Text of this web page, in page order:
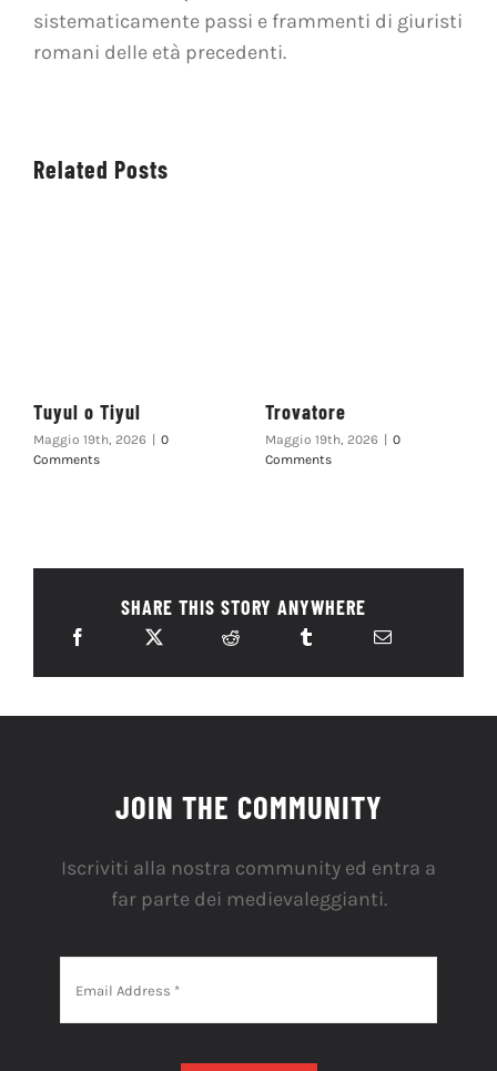
sistematicamente passi e frammenti di giuristi
romani delle età precedenti.
Related Posts
Tuyul o Tiyul
Maggio 19th, 2026
0
Comments
Trovatore
Maggio 19th, 2026
0
Comments
SHARE THIS STORY ANYWHERE
JOIN THE COMMUNITY
Iscriviti alla nostra community ed entra a
far parte dei medievaleggianti.